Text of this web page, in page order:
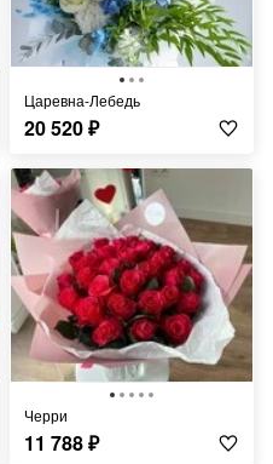
Царевна-Лебедь
20 520₽
Черри
11 788₽